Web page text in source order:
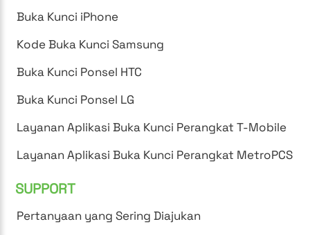
Buka Kunci iPhone
Kode Buka Kunci Samsung
Buka Kunci Ponsel HTC
Buka Kunci Ponsel LG
Layanan Aplikasi Buka Kunci Perangkat T-Mobile
Layanan Aplikasi Buka Kunci Perangkat MetroPCS
SUPPORT
Pertanyaan yang Sering Diajukan